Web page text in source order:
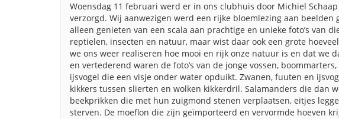
Woensdag 11 februari werd er in ons clubhuis door Michiel
verzorgd. Wij aanwezigen werd een rijke bloemlezing aan
alleen genieten van een scala aan prachtige en unieke foto’s van
reptielen, insecten en natuur, maar wist daar ook een grote
we ons weer realiseren hoe mooi en rijk onze natuur is en dat we
en vertederend waren de foto’s van de jonge vossen,
ijsvogel die een visje onder water opduikt. Zwanen, fuuten en
kikkers tussen slierten en wolken kikkerdril. Salamanders die dan
beekprikken die met hun zuigmond stenen verplaatsen, eitjes
sterven. De moeflon die zijn geïmporteerd en vervormde hoeven